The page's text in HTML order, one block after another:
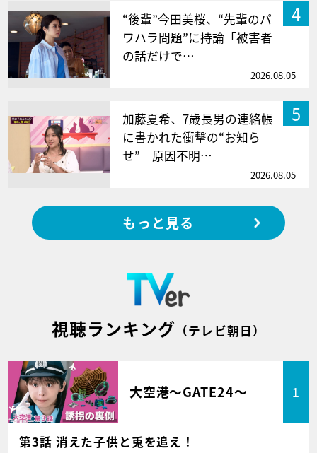
4
“後輩”今田美桜、“先輩のパ
ワハラ問題”に持論「被害者
の話だけで…
2026.08.05
5
加藤夏希、7歳長男の連絡帳
に書かれた衝撃の“お知ら
せ” 原因不明…
2026.08.05
もっと見る
視聴ランキング （テレビ朝日）
大空港～GATE24～ 1
第3話 消えた子供と兎を追え！